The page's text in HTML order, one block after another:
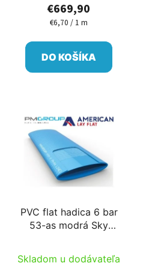
€669,90
Jednotková
€6,70 / 1 m
DO KOŠÍKA
PVC flat hadica 6 bar
53-as modrá Sky
Skladom u dodávateľa